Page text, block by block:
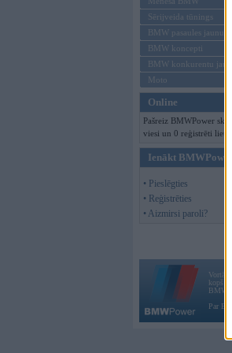
Sērijveida tūnings
BMW pasaules jaunumi
BMW koncepti
BMW konkurentu
Moto
Online
Pašreiz BMWPower
viesi un 0 reģistrēti
Ienākt BMWPower
• Pieslēgties
• Reģistrēties
• Aizmirsi paroli?
kopš
BMW
Par